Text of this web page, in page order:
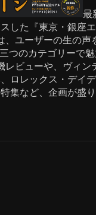
最
した『東京・銀座
、ユーザーの生の声
つのカテゴリーで
レビューや、ヴィン
ロレックス・デイ
集など、企画が盛